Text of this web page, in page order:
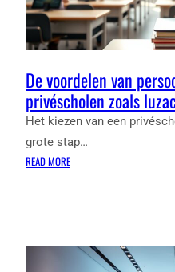
De voordelen van
privéscholen zoals
Het kiezen van een
grote stap…
READ MORE:
AANDACHT